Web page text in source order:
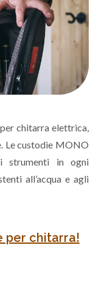
chitarra elettrica,
Le custodie MONO
strumenti in ogni
all’acqua e agli
per chitarra!